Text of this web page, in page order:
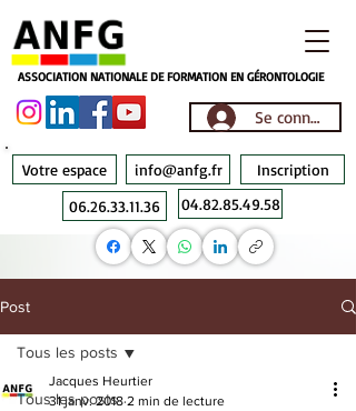
ASSOCIATION NATIONALE DE FORMATION EN GÉRONTOLOGIE
Se connecter
Votre espace info@anfg.fr
Inscription
06.26.33.11.36
04.82.85.49.58
Post
Tous les posts
Tous les posts
Jacques Heurtier
31 janv. 2018 2 min de lecture